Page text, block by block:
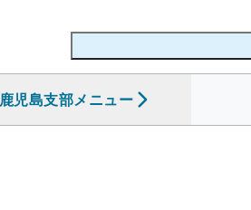
鹿児島支部メニュー
を開く